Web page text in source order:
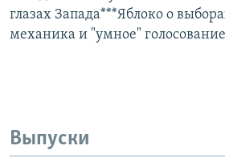
глазах Запада***Яблоко о
механика и "умное" голосование
Выпуски